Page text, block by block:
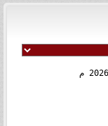
2026 م